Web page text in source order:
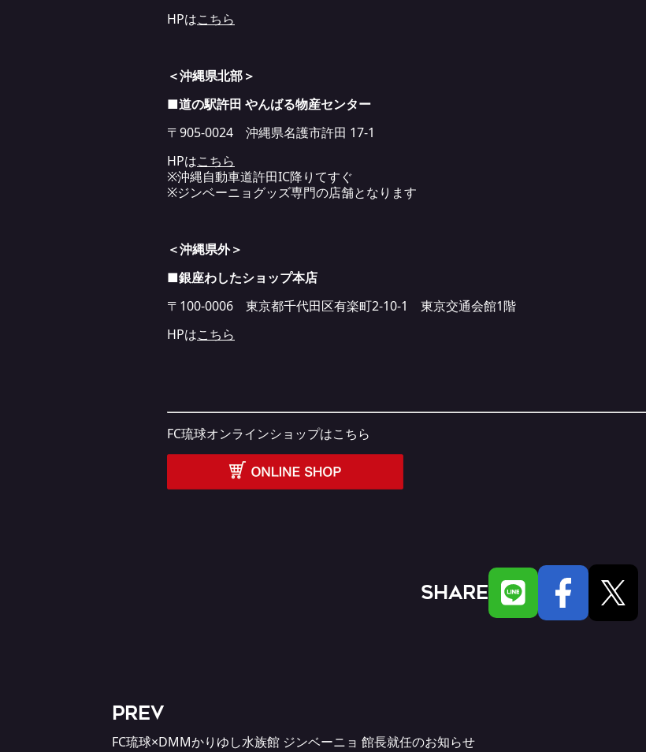
HPはこちら
＜沖縄県北部＞
■道の駅許田 やんばる物産センター
〒905-0024 沖縄県名護市許田 17-1
HPはこちら
※沖縄自動車道許田IC降りてすぐ
※ジンベーニョグッズ専門の店舗となります
＜沖縄県外＞
■銀座わしたショップ本店
〒100-0006 東京都千代田区有楽町2-10-1 東京交通会館1階
HPはこちら
FC琉球オンラインショップはこちら
SHARE
PREV
FC琉球×DMMかりゆし水族館 ジンベーニョ 館長就任のお知らせ